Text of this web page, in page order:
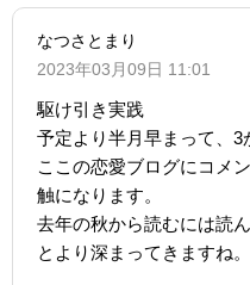
なつさとまり
2023年03月09日 11:01
駆け引き実践
予定より半月早まって、3
ここの恋愛ブログにコメ
触になります。
去年の秋から読むには読
とより深まってきますね。